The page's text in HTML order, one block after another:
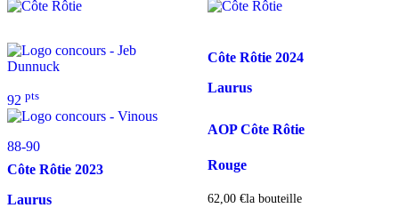
92 pts
88-90
Côte Rôtie 2023
Laurus
Côte Rôtie 2024
Laurus
AOP Côte Rôtie
Rouge
62,00 €la bouteille